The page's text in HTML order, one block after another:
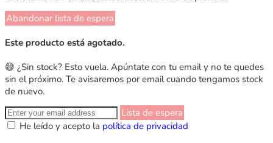
Abandonar lista de espera
Este producto está agotado.
😅 ¿Sin stock? Esto vuela. Apúntate con tu email y no te quedes
sin el próximo. Te avisaremos por email cuando tengamos stock
de nuevo.
Lista de espera
He leído y acepto la política de privacidad